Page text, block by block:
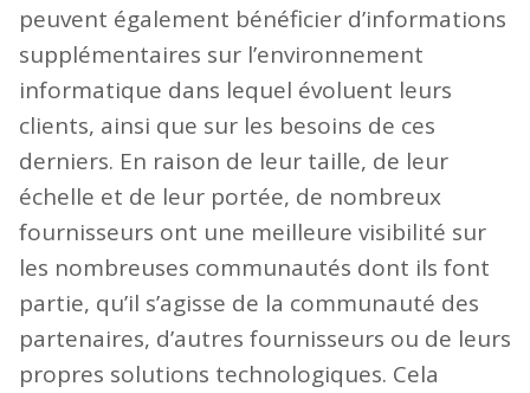
peuvent également bénéficier d’informations
supplémentaires sur l’environnement
informatique dans lequel évoluent leurs
clients, ainsi que sur les besoins de ces
derniers. En raison de leur taille, de leur
échelle et de leur portée, de nombreux
fournisseurs ont une meilleure visibilité sur
les nombreuses communautés dont ils font
partie, qu’il s’agisse de la communauté des
partenaires, d’autres fournisseurs ou de leurs
propres solutions technologiques. Cela